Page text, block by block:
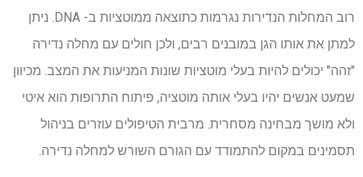
רוב המחלות הנדירות נגרמות כתוצאה ממוטציות ב- DNA. ניתן
למתן את אותו הגן במובנים רבים, ולכן חולים עם מחלה נדירה
"זהה" יכולים להיות בעלי מוטציות שונות המניעות את המצב. מכיוון
שמעט אנשים יהיו בעלי אותה מוטציה, פיתוח התרופות הוא איטי
ולא מושך מבחינה מסחרית. מרבית הטיפולים עוזרים בניהול
תסמינים במקום להתמודד עם הגורם השורש למחלה נדירה.